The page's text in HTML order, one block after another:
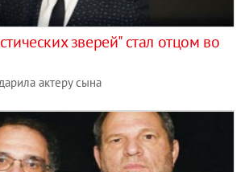
зверей" стал отцом во
актеру сына